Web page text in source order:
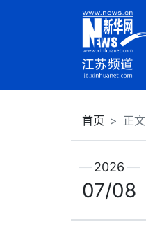
首页 正文
2026
07/08